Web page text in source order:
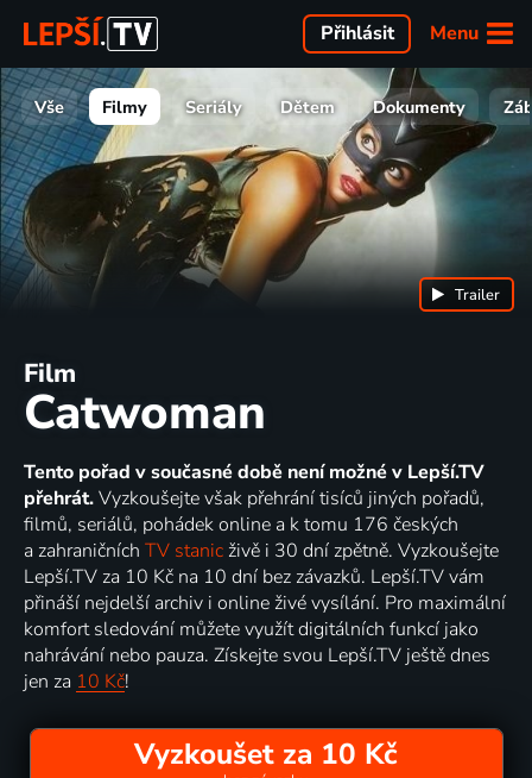
Menu
Přihlásit
Vše Filmy Seriály Dětem Dokumenty
Film
Catwoman
Trailer
Tento pořad v současné době není možné v Lepší.TV
přehrát.Vyzkoušejte však přehrání tisíců jiných pořadů,
filmů, seriálů, pohádek online a k tomu 176 českých
a zahraničních TV stanic živě i 30 dní zpětně. Vyzkoušejte
Lepší.TV za 10 Kč na 10 dní bez závazků. Lepší.TV vám
přináší nejdelší archiv i online živé vysílání. Pro maximální
komfort sledování můžete využít digitálních funkcí jako
nahrávání nebo pauza. Získejte svou Lepší.TV ještě dnes
jen za 10 Kč!
Vyzkoušet za 10 Kč